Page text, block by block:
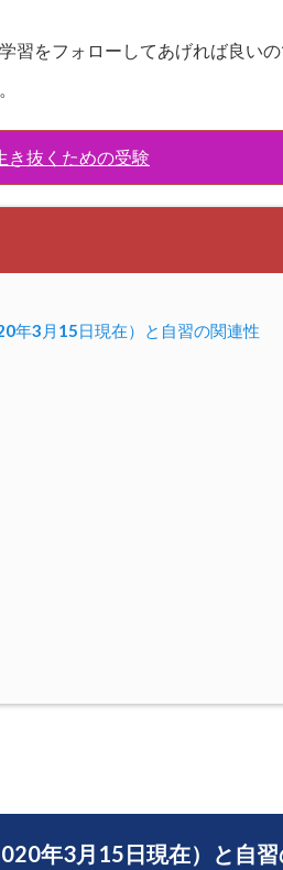
習をフォローしてあげれば良いの
き抜くための受験
年3月15日現在）と自習の関連性
年3月15日現在）と自